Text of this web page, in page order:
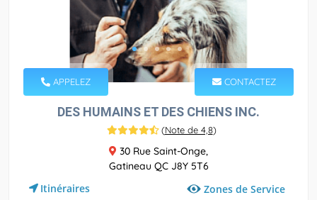
APPELEZ CONTACTEZ
DES HUMAINS ET DES CHIENS INC.
(Note de 4,8)
30 Rue Saint-Onge,
Gatineau QC J8Y 5T6
Itinéraires Zones de Service